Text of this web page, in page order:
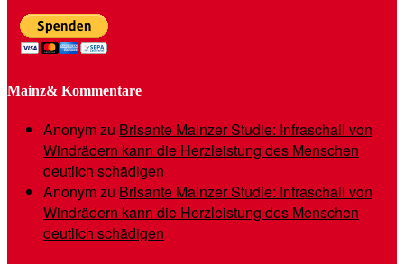
Mainz& Kommentare
Anonymzu Brisante Mainzer Studie: Infraschall von
Windrädern kann die Herzleistung des Menschen
deutlich schädigen
Anonymzu Brisante Mainzer Studie: Infraschall von
Windrädern kann die Herzleistung des Menschen
deutlich schädigen